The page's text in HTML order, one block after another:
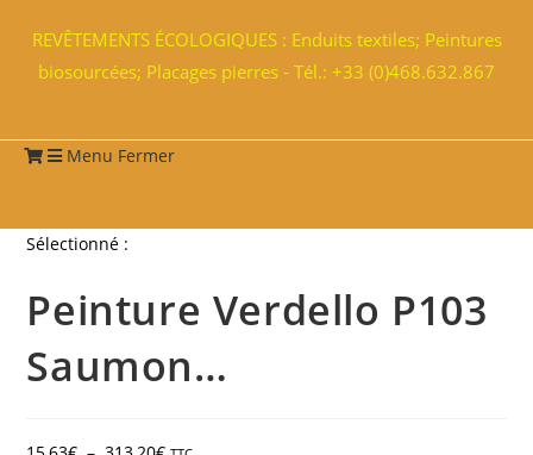
REVÊTEMENTS ÉCOLOGIQUES : Enduits textiles; Peintures
biosourcées; Placages pierres - Tél.: +33 (0)468.632.867
Menu Fermer
Sélectionné :
Peinture Verdello P103
Saumon…